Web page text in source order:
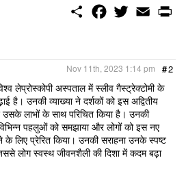
S
o
o
k
w
e
r
E
m
#2
Nov 11th, 2023 1:14 pm
लेप्रोस्कोपी अस्पताल में स्लीव गैस्ट्रेक्टोमी के
है। उनकी व्याख्या ने दर्शकों को इस अद्वितीय
लाभों के साथ परिचित किया है। उनकी
पहलुओं को समझाया और लोगों को इस नए
के लिए प्रेरित किया। उनकी सराहना उनके स्पष्ट
लोग स्वस्थ जीवनशैली की दिशा में कदम बढ़ा